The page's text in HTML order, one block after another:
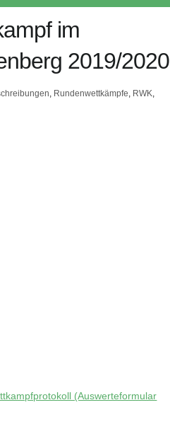
im
2019/2020
Rundenwettkämpfe RWK
(Auswerteformular